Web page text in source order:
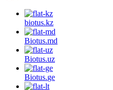
biotus.kz
Biotus.md
Biotus.uz
Biotus.ge